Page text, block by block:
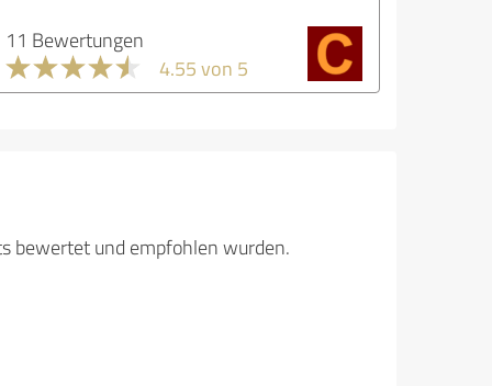
11 Bewertungen
4.55 von 5
bewertet und empfohlen wurden.